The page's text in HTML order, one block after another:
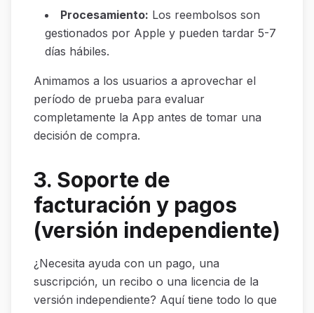
Procesamiento: Los reembolsos son
gestionados por Apple y pueden tardar 5-7
días hábiles.
Animamos a los usuarios a aprovechar el
período de prueba para evaluar
completamente la App antes de tomar una
decisión de compra.
3. Soporte de
facturación y pagos
(versión independiente)
¿Necesita ayuda con un pago, una
suscripción, un recibo o una licencia de la
versión independiente? Aquí tiene todo lo que